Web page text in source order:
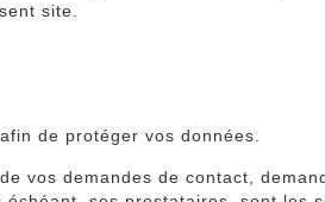
site.
de protéger vos données.
vos demandes de contact,